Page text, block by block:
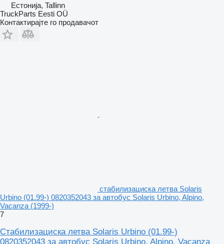
Естонија, Tallinn
TruckParts Eesti OÜ
Контактирајте го продавачот
стабилизациска летва Solaris
Urbino (01.99-) 0820352043 за автобус Solaris Urbino, Alpino,
Vacanza (1999-)
7
Стабилизациска летва Solaris Urbino (01.99-)
0820352043 за автобус Solaris Urbino, Alpino, Vacanza